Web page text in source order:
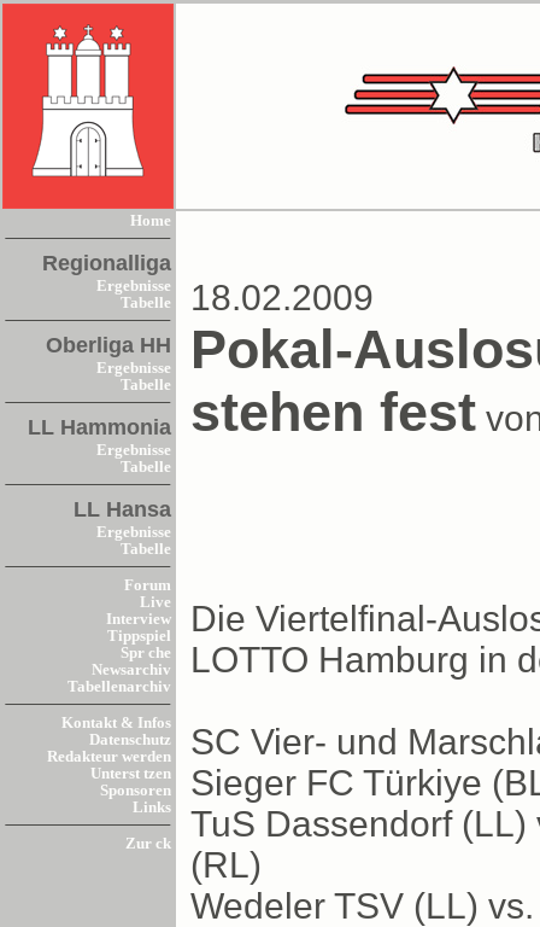
Home
Regionalliga
Ergebnisse
Tabelle
Oberliga HH
Ergebnisse
Tabelle
LL Hammonia
Ergebnisse
Tabelle
LL Hansa
Ergebnisse
Tabelle
Forum
Live
Interview
Tippspiel
Spr che
Newsarchiv
Tabellenarchiv
Kontakt & Infos
Datenschutz
Redakteur werden
Unterst tzen
Sponsoren
Links
Zur ck
18.02.2009
Pokal-
stehen fest
Die Viertelfinal-
LOTTO Hamburg in
SC Vier- und
Sieger FC Türkiye
TuS Dassendorf
(RL)
Wedeler TSV (LL)